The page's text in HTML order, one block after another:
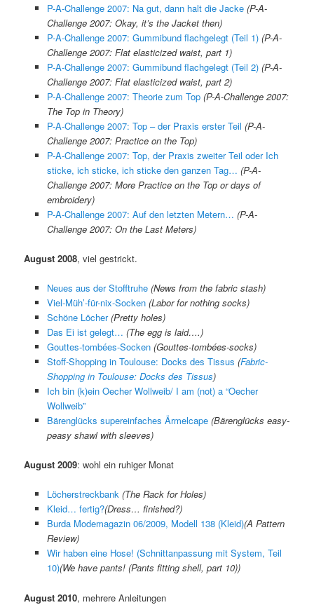
P-A-Challenge 2007: Na gut, dann halt die Jacke (P-A-
Challenge 2007: Okay, it’s the Jacket then)
P-A-Challenge 2007: Gummibund flachgelegt (Teil 1) (P-A-
Challenge 2007: Flat elasticized waist, part 1)
P-A-Challenge 2007: Gummibund flachgelegt (Teil 2) (P-A-
Challenge 2007: Flat elasticized waist, part 2)
P-A-Challenge 2007: Theorie zum Top (P-A-Challenge 2007:
The Top in Theory)
P-A-Challenge 2007: Top – der Praxis erster Teil (P-A-
Challenge 2007: Practice on the Top)
P-A-Challenge 2007: Top, der Praxis zweiter Teil oder Ich
sticke, ich sticke, ich sticke den ganzen Tag… (P-A-
Challenge 2007: More Practice on the Top or days of
embroidery)
P-A-Challenge 2007: Auf den letzten Metern… (P-A-
Challenge 2007: On the Last Meters)
August 2008, viel gestrickt.
Neues aus der Stofftruhe (News from the fabric stash)
Viel-Müh’-für-nix-Socken (Labor for nothing socks)
Schöne Löcher (Pretty holes)
Das Ei ist gelegt… (The egg is laid….)
Gouttes-tombées-Socken (Gouttes-tombées-socks)
Stoff-Shopping in Toulouse: Docks des Tissus (Fabric-
Shopping in Toulouse: Docks des Tissus)
Ich bin (k)ein Oecher Wollweib/ I am (not) a “Oecher
Wollweib”
Bärenglücks supereinfaches Ärmelcape (Bärenglücks easy-
peasy shawl with sleeves)
August 2009: wohl ein ruhiger Monat
Löcherstreckbank(The Rack for Holes)
Kleid… fertig?(Dress… finished?)
Burda Modemagazin 06/2009, Modell 138 (Kleid)(A Pattern
Review)
Wir haben eine Hose! (Schnittanpassung mit System, Teil
10)(We have pants! (Pants fitting shell, part 10))
August 2010, mehrere Anleitungen